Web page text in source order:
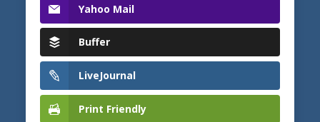
Yahoo Mail
Buffer
LiveJournal
Print Friendly